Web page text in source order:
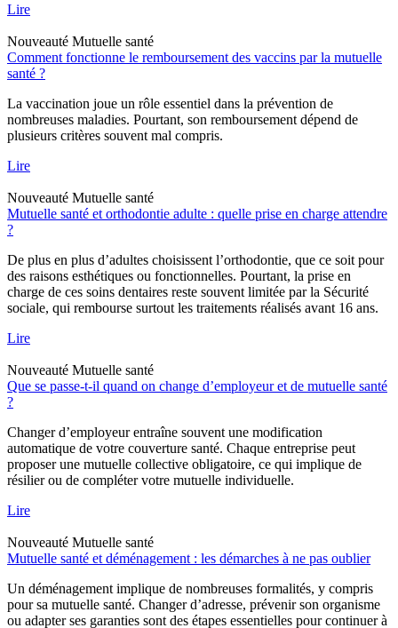
Lire
Nouveauté Mutuelle santé
Comment fonctionne le remboursement des vaccins par la mutuelle
santé ?
La vaccination joue un rôle essentiel dans la prévention de
nombreuses maladies. Pourtant, son remboursement dépend de
plusieurs critères souvent mal compris.
Lire
Nouveauté Mutuelle santé
Mutuelle santé et orthodontie adulte : quelle prise en charge attendre
?
De plus en plus d’adultes choisissent l’orthodontie, que ce soit pour
des raisons esthétiques ou fonctionnelles. Pourtant, la prise en
charge de ces soins dentaires reste souvent limitée par la Sécurité
sociale, qui rembourse surtout les traitements réalisés avant 16 ans.
Lire
Nouveauté Mutuelle santé
Que se passe-t-il quand on change d’employeur et de mutuelle santé
?
Changer d’employeur entraîne souvent une modification
automatique de votre couverture santé. Chaque entreprise peut
proposer une mutuelle collective obligatoire, ce qui implique de
résilier ou de compléter votre mutuelle individuelle.
Lire
Nouveauté Mutuelle santé
Mutuelle santé et déménagement : les démarches à ne pas oublier
Un déménagement implique de nombreuses formalités, y compris
pour sa mutuelle santé. Changer d’adresse, prévenir son organisme
ou adapter ses garanties sont des étapes essentielles pour continuer à